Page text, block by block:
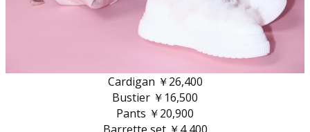
Cardigan ￥26,400
Bustier ￥16,500
Pants ￥20,900
Barrette set ￥4,400